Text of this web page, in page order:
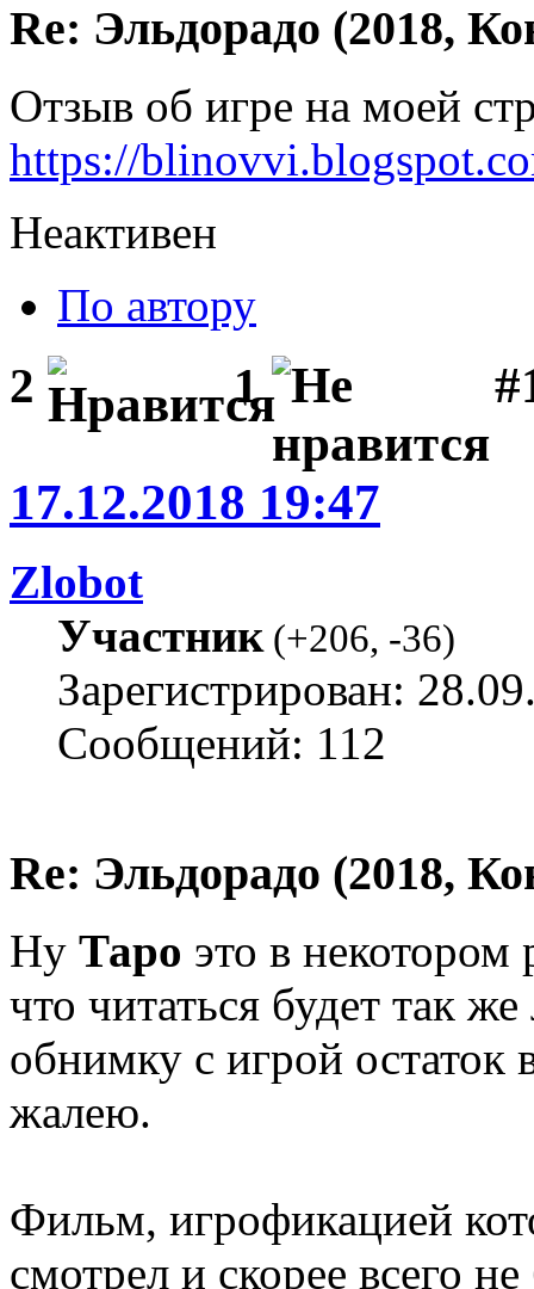
Re: Эльдорадо (2018,
Отзыв об игре на моей
https://
Неактивен
По автору
2 1
17.12.2018 19:47
Zlobot
Участник(+206, -36)
Зарегистрирован:
Сообщений: 112
Re: Эльдорадо (2018,
Ну Таро это в
что читаться будет так
обнимку с игрой остаток
жалею.
Фильм, игрофикацией
смотрел и скорее всего